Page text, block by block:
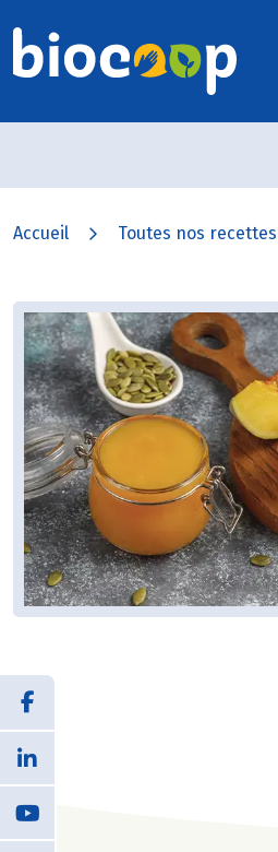
Accueil Toutes nos recettes